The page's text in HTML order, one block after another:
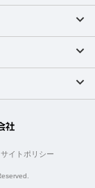
サイトポリシー